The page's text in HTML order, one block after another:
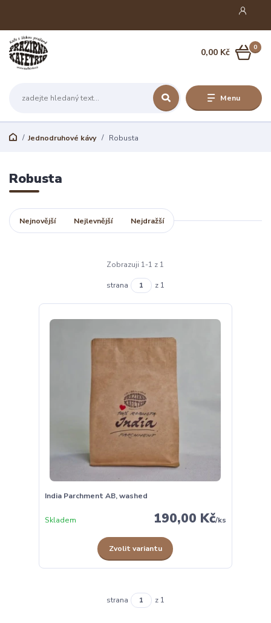
Menu
0
0,00 Kč
Jednodruhové kávy Robusta
Robusta
Nejnovější Nejlevnější Nejdražší
Zobrazuji 1-1 z 1
strana z 1
India Parchment AB, washed
190,00 Kč/ks
Skladem
Zvolit variantu
strana z 1